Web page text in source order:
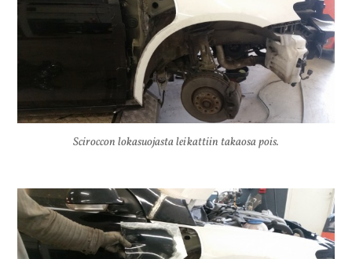
Sciroccon lokasuojasta leikattiin takaosa pois.